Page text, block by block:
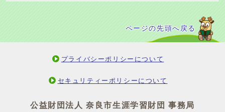
ページの先頭へ戻る
プライバシーポリシーについて
セキュリティーポリシーについて
公益財団法人 奈良市生涯学習財団 事務局